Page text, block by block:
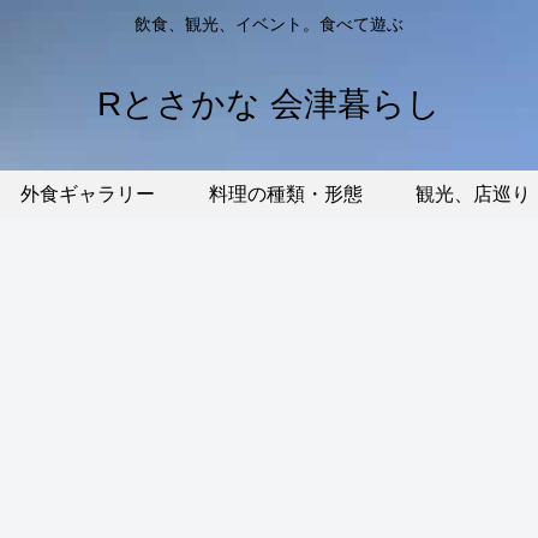
飲食、観光、イベント。食べて遊ぶ
Rとさかな 会津暮らし
外食ギャラリー 料理の種類・形態 観光、店巡り